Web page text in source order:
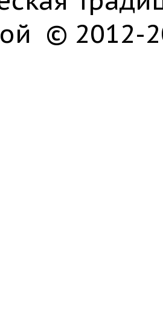
© 2012-